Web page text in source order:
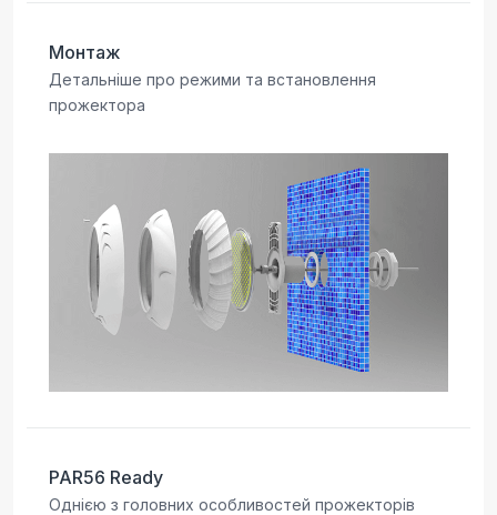
Монтаж
Детальніше про режими та встановлення
прожектора
PAR56 Ready
Однією з головних особливостей прожекторів